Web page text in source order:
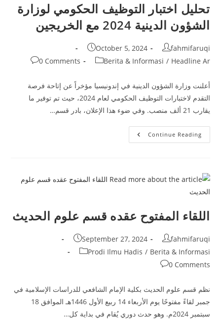
تحليل اختبار التوظيف الحكومي لوزارة
الشؤون الدينية 2024 مع الخريجين
Post
author:
fahmifaruqi
Post
published:
October 5, 2024
Post
Berita & Informasi / Headline Ar
Post
0 Comments
أعلنت وزارة الشؤون الدينية في إندونيسيا مؤخراً عن إتاحة فرصة
التقدم لاختبارات التوظيف الحكومي لعام 2024، حيث تم توفير ما
يقارب 21 ألف منصب. وفي ضوء هذا الإعلان، بادر قسم…
Continue Readingتحليل
اختبار
الدينية
2024
اللقاء المفتوح عقده قسم علوم الحديث
Post
author:
fahmifaruqi
Post
published:
September 27, 2024
Post
category:
Prodi Ilmu Hadis / Berita & Informasi
Post
0 Comments
نظم قسم علوم الحديث بكلية الإمام الشافعي للدراسات الإسلامية في
جمبر لقاءً مفتوحًا يوم الأربعاء 14 ربيع الأول 1446هـ الموافق 18
سبتمبر 2024م. وهو حدث دوري يُقام في بداية كل…